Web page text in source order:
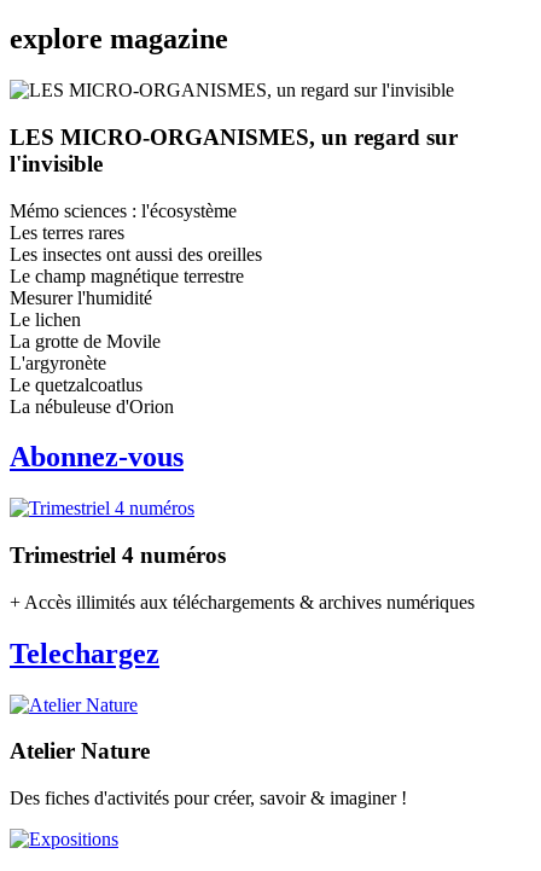
explore magazine
LES MICRO-ORGANISMES, un regard sur
l'invisible
Mémo sciences : l'écosystème
Les terres rares
Les insectes ont aussi des oreilles
Le champ magnétique terrestre
Mesurer l'humidité
Le lichen
La grotte de Movile
L'argyronète
Le quetzalcoatlus
La nébuleuse d'Orion
Abonnez-vous
Trimestriel 4 numéros
+ Accès illimités aux téléchargements & archives numériques
Telechargez
Atelier Nature
Des fiches d'activités pour créer, savoir & imaginer !